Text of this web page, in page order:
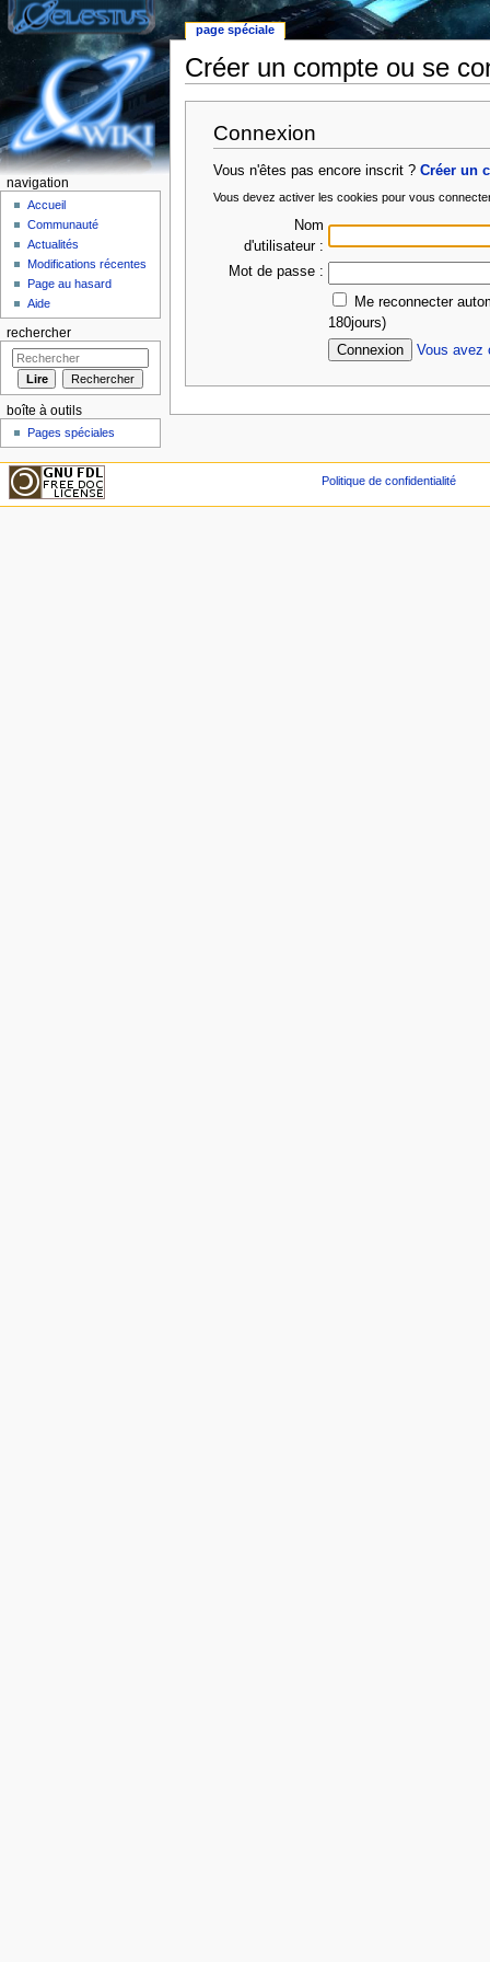
Créer un compte ou se
Connexion
Vous n'êtes pas encore inscrit ?Créer un
Vous devez activer les cookies pour vous
Nom
d'utilisateur :
Mot de passe :
Me reconnecter
180jours)
Vous avez
page spéciale
navigation
Accueil
Communauté
Actualités
Modifications récentes
Page au hasard
Aide
rechercher
boîte à outils
Pages spéciales
Politique de confidentialité